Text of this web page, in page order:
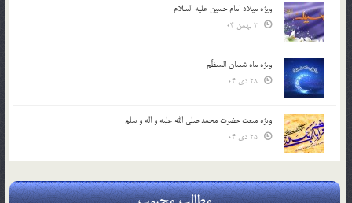
ویژه میلاد امام حسین علیه السلام
ویژه ماه شعبان المعظّم
ویژه مبعث حضرت محمد صلی الله علیه و اله و سلم